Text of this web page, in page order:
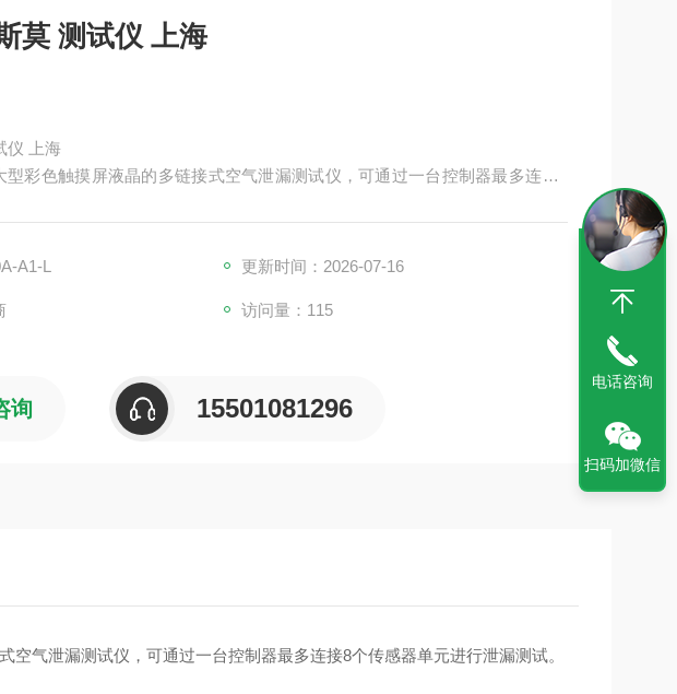
莫 测试仪 上海
仪 上海
型彩色触摸屏液晶的多链接式空气泄漏测试仪，可通过一台控制器最多连接8
更新时间：2026-07-16
访问量：115
询 15501081296
气泄漏测试仪，可通过一台控制器最多连接8个传感器单元进行泄漏测试。
电话咨询
扫码加微信